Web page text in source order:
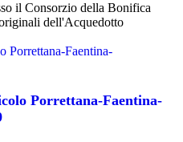
il Consorzio della Bonifica
dell'Acquedotto
Porrettana-Faentina-